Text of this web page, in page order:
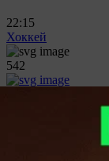
22:15
Хоккей
542
СКА потерпел
стартовом матче